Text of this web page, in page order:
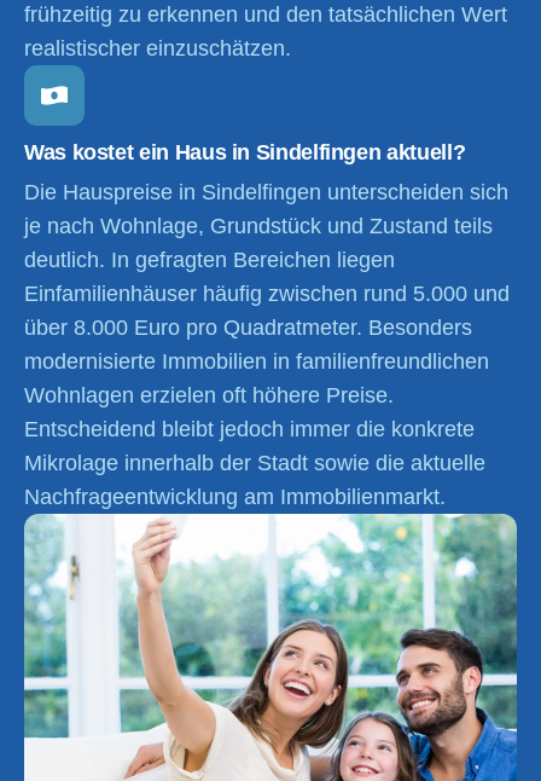
frühzeitig zu erkennen und den tatsächlichen Wert
realistischer einzuschätzen.
Was kostet ein Haus in Sindelfingen aktuell?
Die Hauspreise in Sindelfingen unterscheiden sich
je nach Wohnlage, Grundstück und Zustand teils
deutlich. In gefragten Bereichen liegen
Einfamilienhäuser häufig zwischen rund 5.000 und
über 8.000 Euro pro Quadratmeter. Besonders
modernisierte Immobilien in familienfreundlichen
Wohnlagen erzielen oft höhere Preise.
Entscheidend bleibt jedoch immer die konkrete
Mikrolage innerhalb der Stadt sowie die aktuelle
Nachfrageentwicklung am Immobilienmarkt.